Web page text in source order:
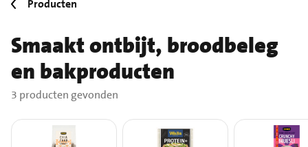
Producten
Smaakt ontbijt, broodbeleg
en bakproducten
3 producten gevonden